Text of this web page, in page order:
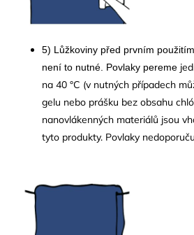
5) Lůžkoviny před prvním
není to nutné. Povlaky pereme
na 40 °C (v nutných případech
gelu nebo prášku bez obsahu
nanovlákenných materiálů jsou
tyto produkty. Povlaky